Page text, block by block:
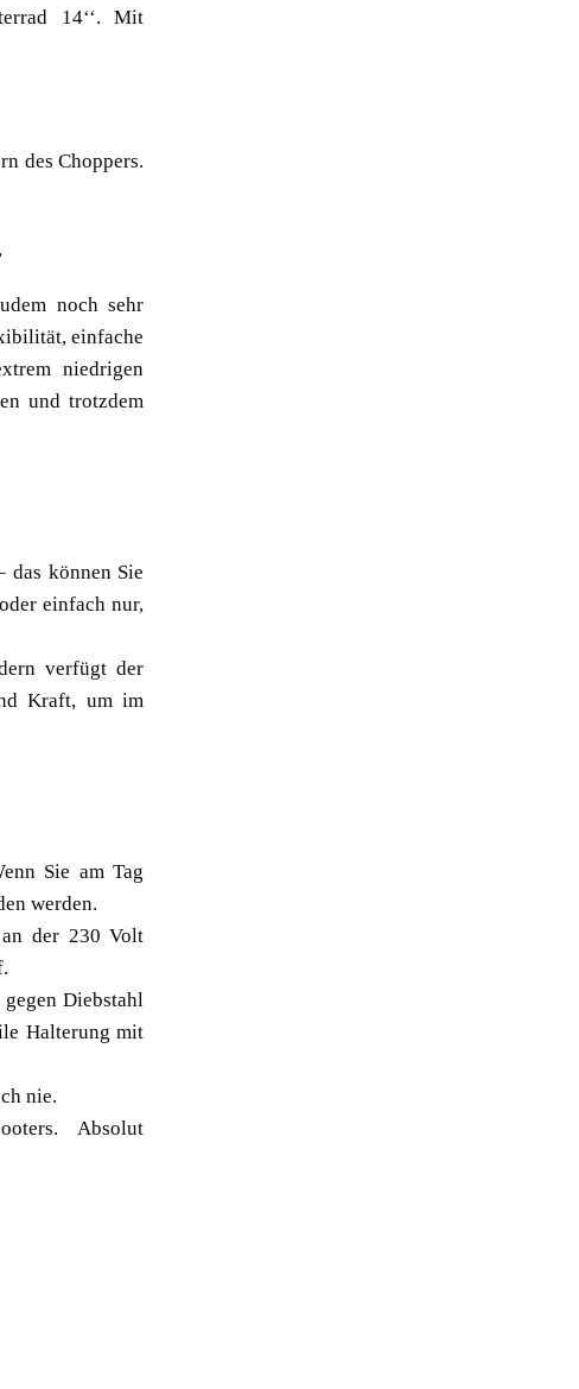
14‘‘. Mit
des Choppers.
noch sehr
einfache
niedrigen
und trotzdem
können Sie
einfach nur,
verfügt der
Kraft, um im
Sie am Tag
werden.
der 230 Volt
Diebstahl
Halterung mit
nie.
Absolut